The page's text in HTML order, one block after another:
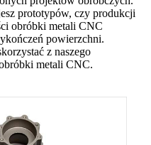
prototypów, czy produkcji
obróbki metali CNC
powierzchni.
z naszego
metali CNC.